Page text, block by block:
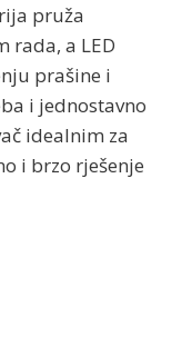
pruža
rada, a LED
prašine i
i jednostavno
idealnim za
i brzo rješenje